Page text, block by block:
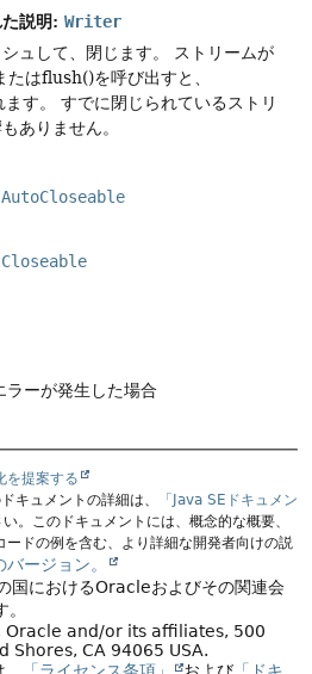
説明: Writer
ュして、閉じます。
ストリームが
はflush()を呼び出すと、
す。
すでに閉じられているストリ
ありません。
AutoCloseable
Closeable
ラーが発生した場合
を提案する
キュメントの詳細は、
「Java SEドキュメン
。このドキュメントには、概念的な概要、
ードの例を含む、より詳細な開発者向けの説
ージョン。
国におけるOracleおよびその関連会
and/or its affiliates, 500
Shores, CA 94065 USA.